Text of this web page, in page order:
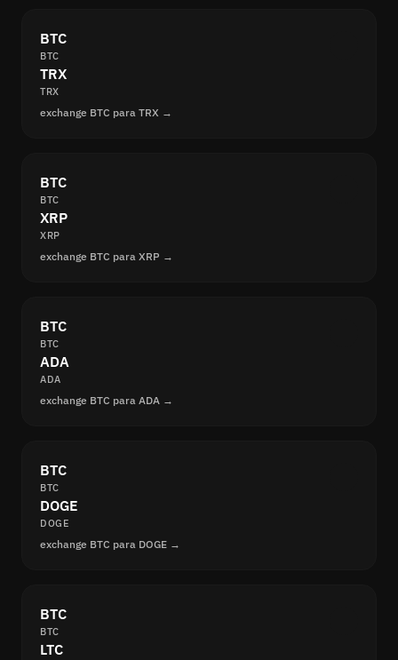
BTC
BTC
TRX
TRX
exchange BTC para TRX →
BTC
BTC
XRP
XRP
exchange BTC para XRP →
BTC
BTC
ADA
ADA
exchange BTC para ADA →
BTC
BTC
DOGE
DOGE
exchange BTC para DOGE →
BTC
BTC
LTC